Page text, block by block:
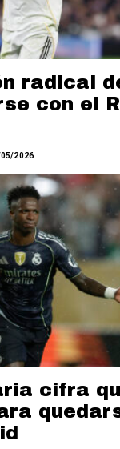
radical
con el
2026
cifra